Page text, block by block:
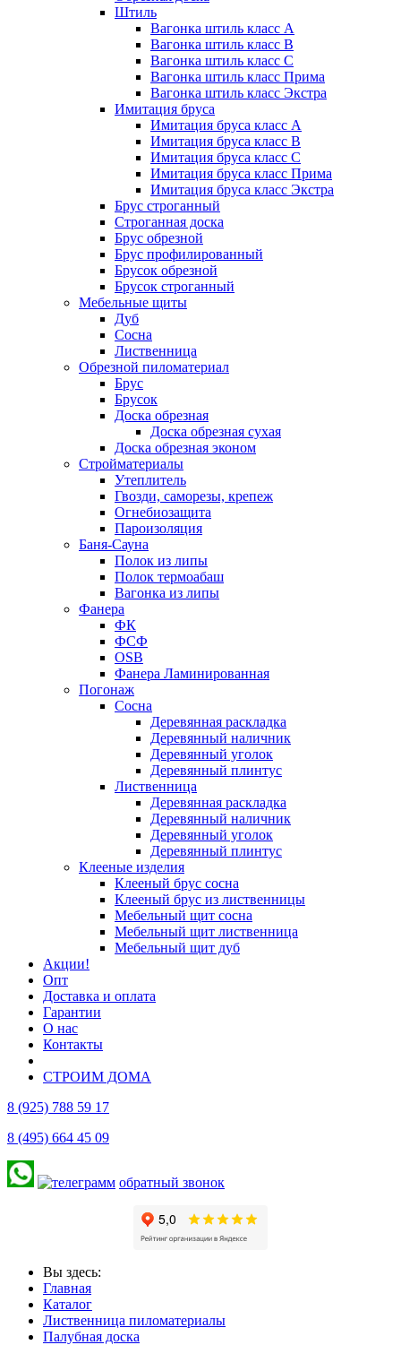
Штиль
Вагонка штиль класс А
Вагонка штиль класс B
Вагонка штиль класс C
Вагонка штиль класс Прима
Вагонка штиль класс Экстра
Имитация бруса
Имитация бруса класс А
Имитация бруса класс B
Имитация бруса класс C
Имитация бруса класс Прима
Имитация бруса класс Экстра
Брус строганный
Строганная доска
Брус обрезной
Брус профилированный
Брусок обрезной
Брусок строганный
Мебельные щиты
Дуб
Сосна
Лиственница
Обрезной пиломатериал
Брус
Брусок
Доска обрезная
Доска обрезная сухая
Доска обрезная эконом
Стройматериалы
Утеплитель
Гвозди, саморезы, крепеж
Огнебиозащита
Пароизоляция
Баня-Сауна
Полок из липы
Полок термоабаш
Вагонка из липы
Фанера
ФК
ФСФ
OSB
Фанера Ламинированная
Погонаж
Сосна
Деревянная раскладка
Деревянный наличник
Деревянный уголок
Деревянный плинтус
Лиственница
Деревянная раскладка
Деревянный наличник
Деревянный уголок
Деревянный плинтус
Клееные изделия
Клееный брус сосна
Клееный брус из лиственницы
Мебельный щит сосна
Мебельный щит лиственница
Мебельный щит дуб
Акции!
Опт
Доставка и оплата
Гарантии
О нас
Контакты
СТРОИМ ДОМА
8 (925) 788 59 17
8 (495) 664 45 09
обратный звонок
Вы здесь:
Главная
Каталог
Лиственница пиломатериалы
Палубная доска